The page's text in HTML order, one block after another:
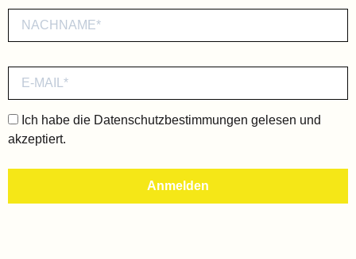
Ich habe die Datenschutzbestimmungen gelesen und
akzeptiert.